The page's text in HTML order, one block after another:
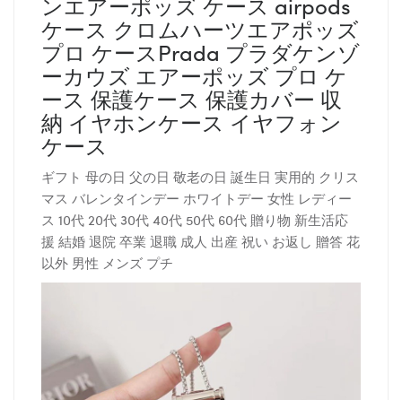
ケース クロムハーツエアポッズ
プロ ケースPrada プラダケンゾ
ーカウズ エアーポッズ プロ ケ
ース 保護ケース 保護カバー 収
納 イヤホンケース イヤフォン
ケース
ギフト 母の日 父の日 敬老の日 誕生日 実用的 クリス
マス バレンタインデー ホワイトデー 女性 レディー
ス 10代 20代 30代 40代 50代 60代 贈り物 新生活応
援 結婚 退院 卒業 退職 成人 出産 祝い お返し 贈答 花
以外 男性 メンズ プチ